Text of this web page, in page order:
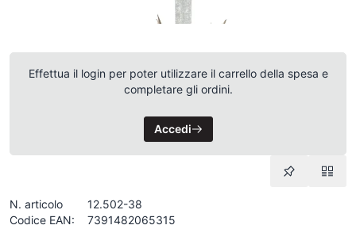
Effettua il login per poter utilizzare il carrello della spesa e
completare gli ordini.
Accedi
N. articolo
12.502-38
Codice EAN:
7391482065315